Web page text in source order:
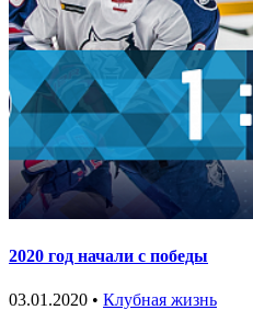
2020 год начали с победы
03.01.2020 • Клубная жизнь